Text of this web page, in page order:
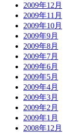
2009年12月
2009年11月
2009年10月
2009年9月
2009年8月
2009年7月
2009年6月
2009年5月
2009年4月
2009年3月
2009年2月
2009年1月
2008年12月